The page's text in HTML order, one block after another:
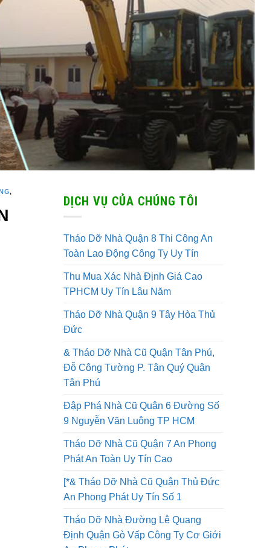
DỊCH VỤ CỦA CHÚNG TÔI
Tháo Dỡ Nhà Quận 8 Thi Công An
Toàn Lao Động Công Ty Uy Tín
Thu Mua Xác Nhà Định Giá Cao
TPHCM Uy Tín Lâu Năm
Tháo Dỡ Nhà Quận 9 Tây Hòa Thủ
Đức
& Tháo Dỡ Nhà Cũ Quận Tân Phú,
Đỗ Công Tường P. Tân Quý Quận
Tân Phú
Đập Phá Nhà Cũ Quận 6 Đường Số
9 Nguyễn Văn Luông TP HCM
Tháo Dỡ Nhà Cũ Quận 7 An Phong
Phát An Toàn Uy Tín Cao
[*& Tháo Dỡ Nhà Cũ Quận Thủ Đức
An Phong Phát Uy Tín Số 1